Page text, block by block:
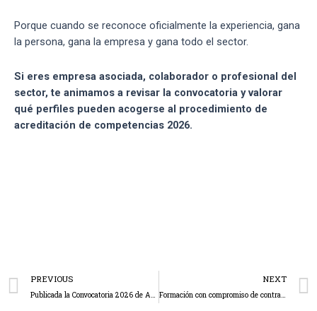
Porque cuando se reconoce oficialmente la experiencia, gana
la persona, gana la empresa y gana todo el sector.
Si eres empresa asociada, colaborador o profesional del
sector, te animamos a revisar la convocatoria y valorar
qué perfiles pueden acogerse al procedimiento de
acreditación de competencias 2026.
PREVIOUS NEXT